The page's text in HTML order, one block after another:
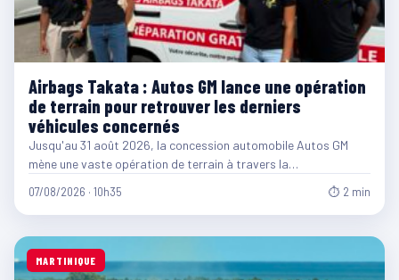
Airbags Takata : Autos GM lance une opération
de terrain pour retrouver les derniers
véhicules concernés
Jusqu'au 31 août 2026, la concession automobile Autos GM
mène une vaste opération de terrain à travers la…
07/08/2026 · 10h35 ⏱ 2 min
MARTINIQUE